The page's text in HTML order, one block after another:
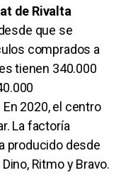
de Rivalta
que se
comprados a
tienen 340.000
2020, el centro
La factoría
producido desde
Ritmo y Bravo.